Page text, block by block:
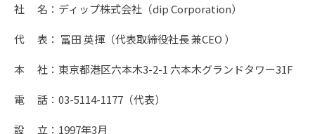
社 名：ディップ株式会社（dip Corporation）
代 表： 冨田 英揮（代表取締役社長 兼CEO ）
本 社：東京都港区六本木3-2-1 六本木グランドタワー31F
電 話：03-5114-1177（代表）
設 立：1997年3月